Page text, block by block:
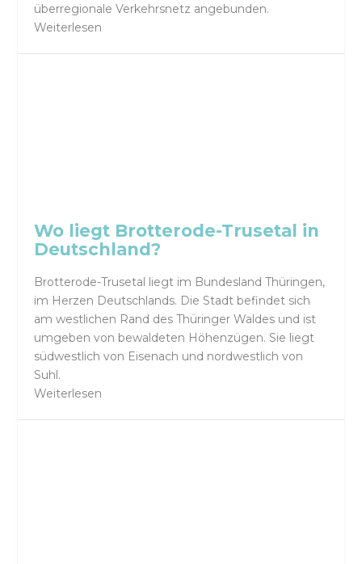
überregionale Verkehrsnetz angebunden.
Weiterlesen
Wo liegt Brotterode-Trusetal in
Deutschland?
Brotterode-Trusetal liegt im Bundesland Thüringen,
im Herzen Deutschlands. Die Stadt befindet sich
am westlichen Rand des Thüringer Waldes und ist
umgeben von bewaldeten Höhenzügen. Sie liegt
südwestlich von Eisenach und nordwestlich von
Suhl.
Weiterlesen